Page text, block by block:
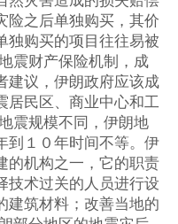
险之后单独购买，其价
独购买的项目往往易被
震财产保险机制，成
建议，伊朗政府应该成
居民区、商业中心和工
震规模不同，伊朗地
到１０年时间不等。伊
的机构之一，它的职责
技术过关的人员进行设
建筑材料；改善当地的